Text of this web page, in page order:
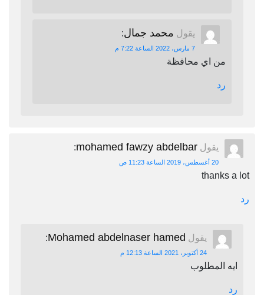
يقول محمد جمال:
7 مارس، 2022 الساعة 7:22 م
من اي محافظة
رد
يقول mohamed fawzy abdelbar
:
20 أغسطس، 2019 الساعة 11:23 ص
thanks a lot
رد
يقول Mohamed abdelnaser hamed
:
24 أكتوبر، 2021 الساعة 12:13 م
ايه المطلوب
رد